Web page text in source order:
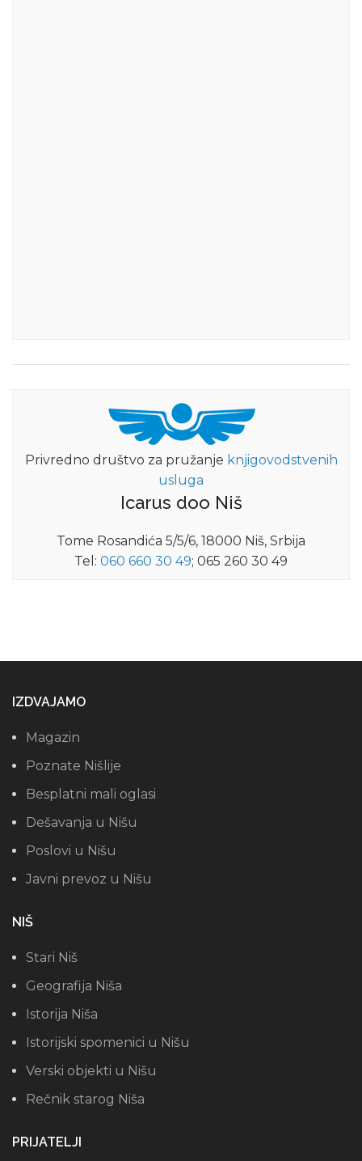
Privredno društvo za pružanje knjigovodstvenih
usluga
Icarus doo Niš
Tome Rosandića 5/5/6, 18000 Niš, Srbija
Tel: 060 660 30 49; 065 260 30 49
IZDVAJAMO
Magazin
Poznate Nišlije
Besplatni mali oglasi
Dešavanja u Nišu
Poslovi u Nišu
Javni prevoz u Nišu
NIŠ
Stari Niš
Geografija Niša
Istorija Niša
Istorijski spomenici u Nišu
Verski objekti u Nišu
Rečnik starog Niša
PRIJATELJI